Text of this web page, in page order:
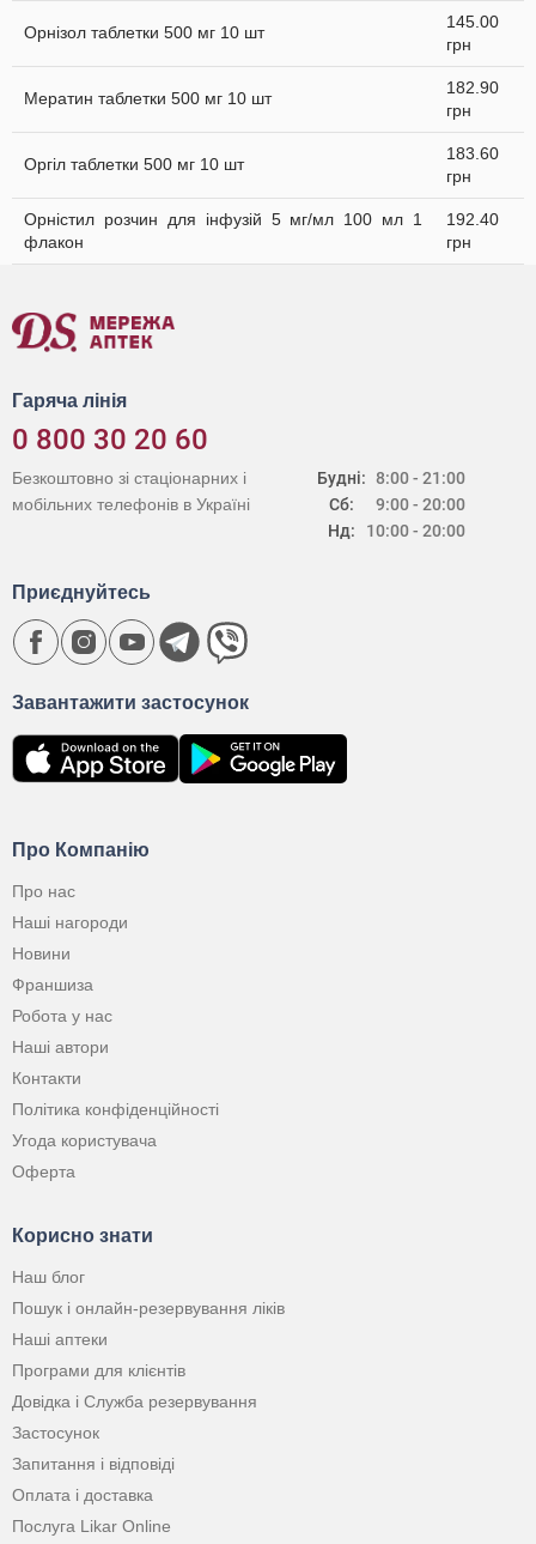
Орнізол таблетки 500 мг 10 шт
145.00
грн
Мератин таблетки 500 мг 10 шт
182.90
грн
Оргіл таблетки 500 мг 10 шт
183.60
грн
Орністил розчин для інфузій 5 мг/мл 100 мл 1
флакон
192.40
грн
Гаряча лінія
0 800 30 20 60
Будні:
Сб:
Нд:
8:00 - 21:00
9:00 - 20:00
10:00 - 20:00
Безкоштовно зі стаціонарних і
мобільних телефонів в Україні
Про Компанію
Про нас
Наші нагороди
Новини
Франшиза
Робота у нас
Наші автори
Контакти
Політика конфіденційності
Угода користувача
Оферта
Корисно знати
Наш блог
Пошук і онлайн-резервування ліків
Наші аптеки
Програми для клієнтів
Довідка і Служба резервування
Застосунок
Запитання і відповіді
Оплата і доставка
Послуга Likar Online
Завантажити застосунок
Приєднуйтесь